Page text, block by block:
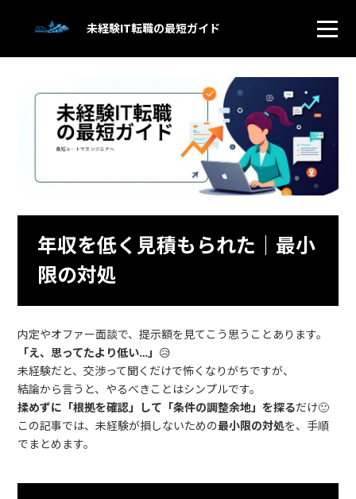
未経験IT転職の最短ガイド
年収を低く見積もられた｜最小
限の対処
内定やオファー面談で、提示額を見てこう思うことあります。
「え、思ってたより低い…」 😥
未経験だと、交渉って聞くだけで怖くなりがちですが、
結論から言うと、やるべきことはシンプルです。
揉めずに「根拠を確認」して「条件の調整余地」を探るだけ🙂
この記事では、未経験が損しないための最小限の対処を、手順
でまとめます。